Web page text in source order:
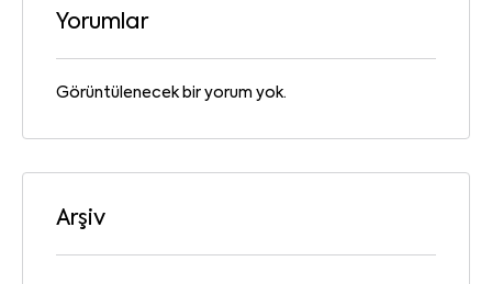
Yorumlar
Görüntülenecek bir yorum yok.
Arşiv